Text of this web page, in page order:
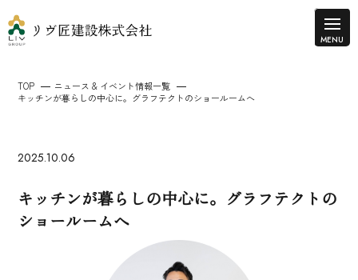
TOP
ニュース & イベント情報一覧
キッチンが暮らしの中心に。グラフテクトのショールームへ
2025.10.06
キッチンが暮らしの中心に。グラフテクトの
ショールームへ